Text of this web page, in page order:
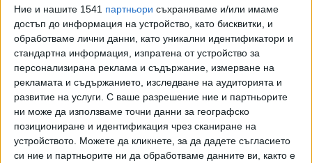
Ние и нашите 1541 партньори съхраняваме и/или имаме
достъп до информация на устройство, като бисквитки, и
обработваме лични данни, като уникални идентификатори и
стандартна информация, изпратена от устройство за
персонализирана реклама и съдържание, измерване на
рекламата и съдържанието, изследване на аудиторията и
развитие на услуги. С ваше разрешение ние и партньорите
ни може да използваме точни данни за географско
позициониране и идентификация чрез сканиране на
устройството. Можете да кликнете, за да дадете съгласието
си ние и партньорите ни да обработваме данните ви, както е
украинския за официален език. Той обаче призова хората
да бъдат насърчавани, а не да бъдат принуждавани да
използват украинския.
Законопроектът за държавния език, който беше приет
от Върховната рада (украинския парламент), ще
бъде анализиран за съответствие с Конституцията на
Украйна, каза Зеленски, цитиран от руските
медии. "След встъпването ми в длъжност като
президент, ще бъде направен задълбочен анализ на този